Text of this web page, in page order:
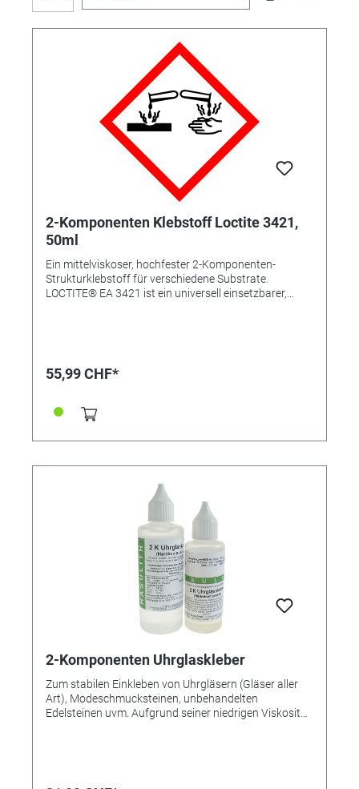
2-Komponenten Klebstoff Loctite 3421,
50ml
Ein mittelviskoser, hochfester 2-Komponenten-
Strukturklebstoff für verschiedene Substrate.
LOCTITE® EA 3421 ist ein universell einsetzbarer,
anliegende Flächen hervorragend geeignet. Durch
seine mittlere Viskosität und lange Verarbeitungszeit
und Verbindungen, die nach dem Fügen noch
nachjustiert werden müssen. Zu den Anwendungen
gehört das Kleben von Aluminium-Fensterrahmen und
Raumtemperatur aus und bietet eine exzellente
Beständigkeit gegen Feuchtigkeit. • Langsam
aushärtend • Hochfest • Mittelviskos •
Feuchtigkeitsbeständig Ideal für Glas und Kunststoffe
55,99 CHF*
2-Komponenten Uhrglaskleber
Zum stabilen Einkleben von Uhrgläsern (Gläser aller
Art), Modeschmucksteinen, unbehandelten
Edelsteinen uvm. Aufgrund seiner niedrigen Viskosität
dünnflüssiger 2-Komponentenkleber von Vorteil ist -